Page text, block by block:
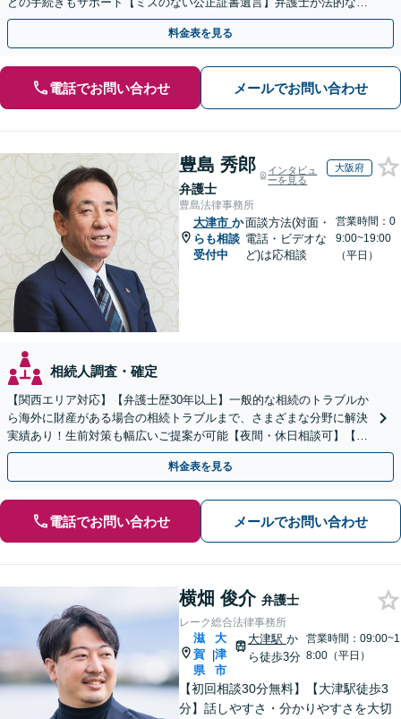
点から遺言書を作成します。
料金表を見る
電話でお問い合わせ メールでお問い合わせ
豊島 秀郎
弁護士
インタビュ
ーを見る
大阪府
豊島法律事務所
大津市 か
らも相談
受付中
面談方法(対面・
電話・ビデオな
ど)は応相談
営業時間：0
9:00~19:00
（平日）
相続人調査・確定
【関西エリア対応】【弁護士歴30年以上】一般的な相続のトラブルか
ら海外に財産がある場合の相続トラブルまで、さまざまな分野に解決
実績あり！生前対策も幅広いご提案が可能【夜間・休日相談可】【完
全個室】
料金表を見る
電話でお問い合わせ メールでお問い合わせ
横畑 俊介 弁護士
レーク総合法律事務所
滋
賀
県
|
大
津
市
大津駅 か
ら徒歩3分
営業時間：09:00~1
8:00（平日）
【初回相談30分無料】【大津駅徒歩3
分】話しやすさ・分かりやすさを大切